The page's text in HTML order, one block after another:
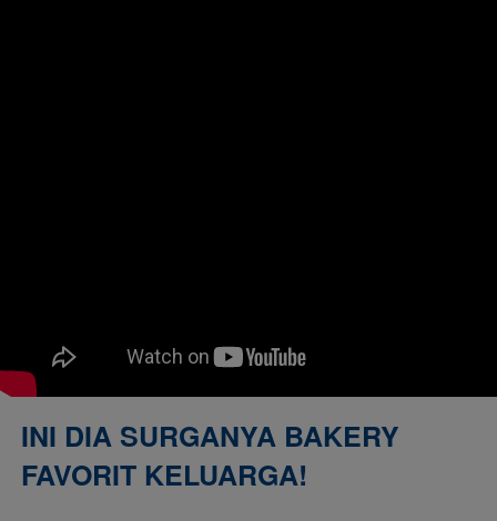
INI DIA SURGANYA BAKERY
FAVORIT KELUARGA!